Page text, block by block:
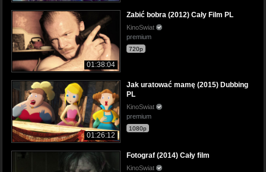
01:38:04
Zabić bobra (2012) Cały Film PL
KinoSwiat
premium
720p
01:26:12
Jak uratować mamę (2015) Dubbing
PL
KinoSwiat
premium
1080p
Fotograf (2014) Cały film
KinoSwiat